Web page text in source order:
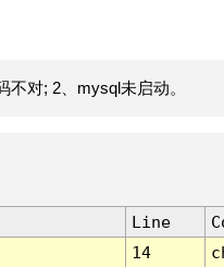
对; 2、mysql未启动。
Line
14